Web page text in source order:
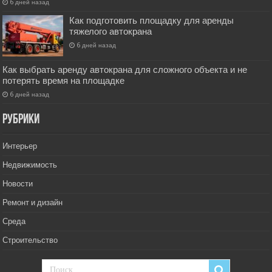
6 дней назад
Как подготовить площадку для аренды
тяжелого автокрана
6 дней назад
Как выбрать аренду автокрана для сложного объекта и не
потерять время на площадке
6 дней назад
РУбрики
Интерьер
Недвижимость
Новости
Ремонт и дизайн
Среда
Строительство